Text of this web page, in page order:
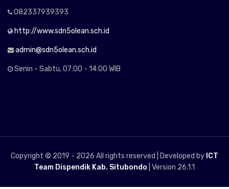
082337939393
http://www.sdn5olean.sch.id
admin@sdn5olean.sch.id
Senin - Sabtu, 07:00 - 14:00 WIB
Copyright © 2019 - 2026 All rights reserved | Developed by ICT
Team Dispendik Kab. Situbondo | Version 26.1.1